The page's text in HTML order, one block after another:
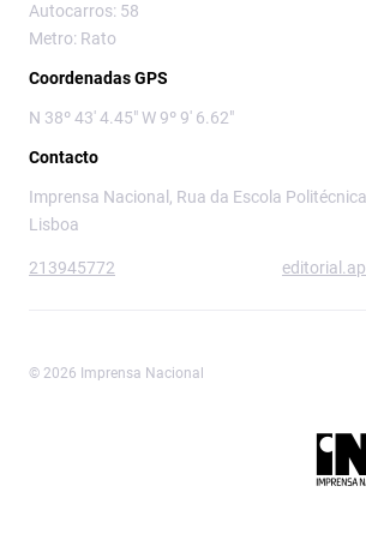
Autocarros: 58
Metro: Rato
Coordenadas GPS
N 38º 43' 4.45" W 9º 9' 6.62"
Contacto
Imprensa Nacional, Rua da Escola
Lisboa
213945772
© 2026 Imprensa Nacional